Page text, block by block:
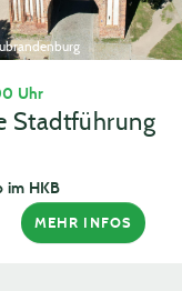
Uhr
Stadtführung
im HKB
MEHR INFOS